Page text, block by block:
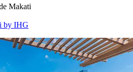
Makati
by IHG